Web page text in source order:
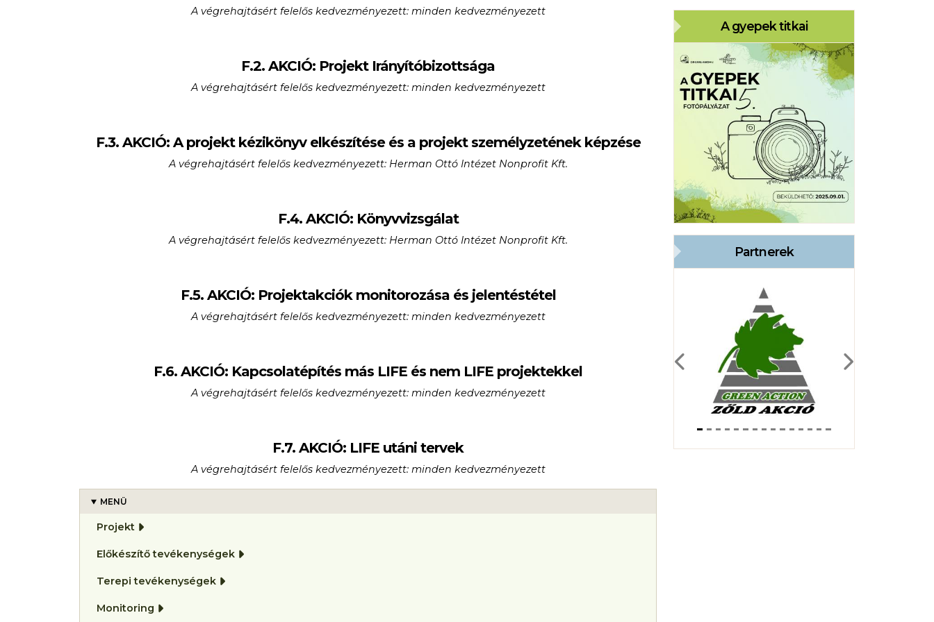
A végrehajtásért felelős kedvezményezett: minden kedvezményezett
F.2. AKCIÓ: Projekt Irányítóbizottsága
A végrehajtásért felelős kedvezményezett: minden kedvezményezett
F.3. AKCIÓ: A projekt kézikönyv elkészítése és a projekt személyzetének képzése
A végrehajtásért felelős kedvezményezett: Herman Ottó Intézet Nonprofit Kft.
F.4. AKCIÓ: Könyvvizsgálat
A végrehajtásért felelős kedvezményezett: Herman Ottó Intézet Nonprofit Kft.
F.5. AKCIÓ: Projektakciók monitorozása és jelentéstétel
A végrehajtásért felelős kedvezményezett: minden kedvezményezett
F.6. AKCIÓ: Kapcsolatépítés más LIFE és nem LIFE projektekkel
A végrehajtásért felelős kedvezményezett: minden kedvezményezett
F.7. AKCIÓ: LIFE utáni tervek
A végrehajtásért felelős kedvezményezett: minden kedvezményezett
MENÜ
Projekt
Előkészítő tevékenységek
Terepi tevékenységek
Monitoring
A gyepek titkai
Partnerek
Previous Next